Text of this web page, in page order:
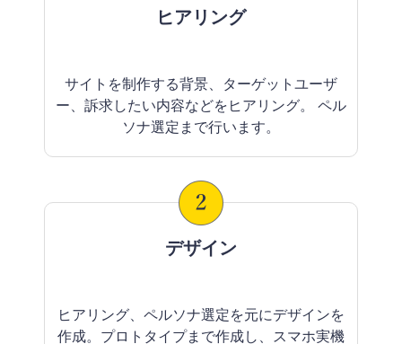
ヒアリング
サイトを制作する背景、ターゲットユーザ
ー、訴求したい内容などをヒアリング。 ペル
ソナ選定まで行います。
デザイン
ヒアリング、ペルソナ選定を元にデザインを
作成。プロトタイプまで作成し、スマホ実機